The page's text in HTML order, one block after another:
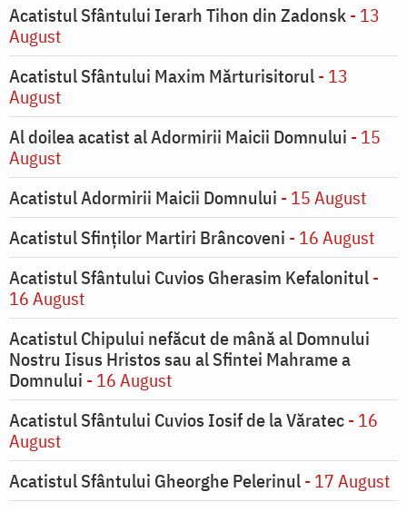
Acatistul Sfântului Ierarh Tihon din Zadonsk- 13
August
Acatistul Sfântului Maxim Mărturisitorul- 13
August
Al doilea acatist al Adormirii Maicii Domnului - 15
August
Acatistul Adormirii Maicii Domnului - 15 August
Acatistul Sfinților Martiri Brâncoveni - 16 August
Acatistul Sfântului Cuvios Gherasim Kefalonitul-
16 August
Acatistul Chipului nefăcut de mână al Domnului
Nostru Iisus Hristos sau al Sfintei Mahrame a
Domnului - 16 August
Acatistul Sfântului Cuvios Iosif de la Văratec- 16
August
Acatistul Sfântului Gheorghe Pelerinul- 17 August